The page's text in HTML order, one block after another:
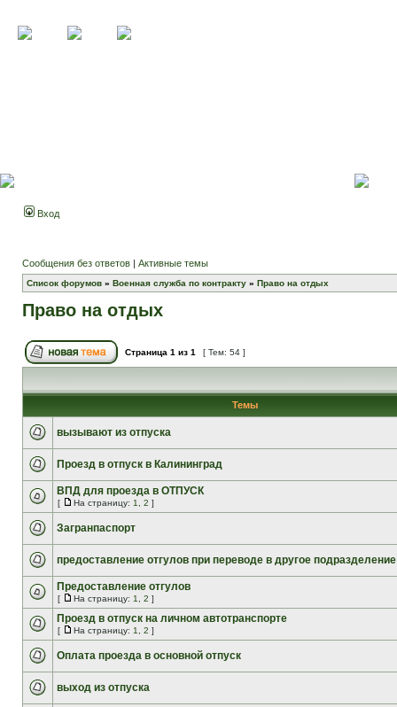
Вход
Сообщения без ответов | Активные темы
Список форумов » Военная служба по контракту » Право на отдых
Право на отдых
Страница 1 из 1 [ Тем: 54 ]
Темы
вызывают из отпуска
Проезд в отпуск в Калининград
ВПД для проезда в ОТПУСК
[ На страницу: 1 2 ]
Загранпаспорт
предоставление отгулов при переводе в другое подразделение
Предоставление отгулов
[ На страницу: 1 2 ]
Проезд в отпуск на личном автотранспорте
[ На страницу: 1 2 ]
Оплата проезда в основной отпуск
выход из отпуска